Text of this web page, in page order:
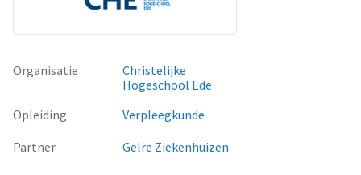
Organisatie
Christelijke
Hogeschool Ede
Opleiding
Verpleegkunde
Partner
Gelre Ziekenhuizen